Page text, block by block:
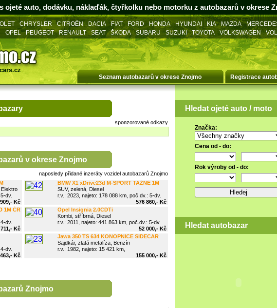
ojeté auto, dodávku, náklaďák, čtyřkolku nebo motorku z autobazarů v okrese
CHRYSLER CITROËN DACIA FIAT FORD HONDA HYUNDAI KIA MAZDA
OPEL PEUGEOT RENAULT SEAT ŠKODA SUBARU SUZUKI TOYOTA VOLKSWAGEN
cars.cz
Registrace
Seznam autobazarů v okrese Znojmo
sponzorované odkazy
v okrese Znojmo
naposledy přidané inzeráty vozidel autobazarů Znojmo
dv.
Kč
BMW X1 xDrive23d M-SPORT TAŽNÉ 1M
ČR
SUV, zelená, Diesel
r.v.: 2023, najeto: 178 088 km, poč.dv.: 5-dv.
576 860,- Kč
1M ČR
dv.
Kč
Opel Insignia 2.0CDTi
Kombi, stříbrná, Diesel
r.v.: 2011, najeto: 441 863 km, poč.dv.: 5-dv.
52 000,- Kč
dv.
Kč
Jawa 350 TS 634 KONOPNICE SIDECAR
Sajdkár, zlatá metalíza, Benzín
r.v.: 1982, najeto: 15 421 km,
155 000,- Kč
Znojmo
Hledat ojeté auto / moto
Značka:
Cena od - do:
Rok výroby od - do:
Hledat autobazar